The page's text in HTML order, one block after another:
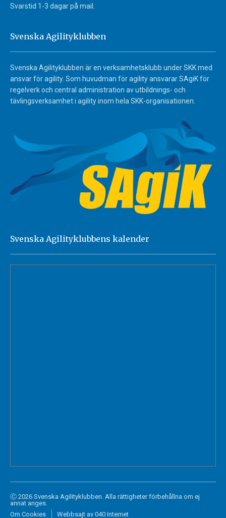
Svarstid 1-3 dagar på mail.
Svenska Agilityklubben
Svenska Agilityklubben är en verksamhetsklubb under SKK med
ansvar för agility. Som huvudman för agility ansvarar SAgiK för
regelverk och central administration av utbildnings- och
tävlingsverksamhet i agility inom hela SKK-organisationen.
Svenska Agilityklubbens kalender
Ⓒ 2026 Svenska Agilityklubben. Alla rättigheter förbehållna om ej
annat anges.
Om Cookies
Webbsajt av 040 Internet